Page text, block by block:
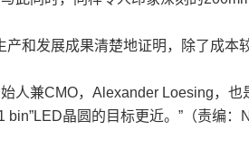
产和发展成果清楚地证明，除了成本
人兼CMO，Alexander Loesing，
bin”LED晶圆的目标更近。”（责编：